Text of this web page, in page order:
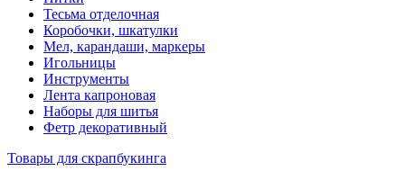
Тесьма отделочная
Коробочки, шкатулки
Мел, карандаши, маркеры
Игольницы
Инструменты
Лента капроновая
Наборы для шитья
Фетр декоративный
Товары для скрапбукинга